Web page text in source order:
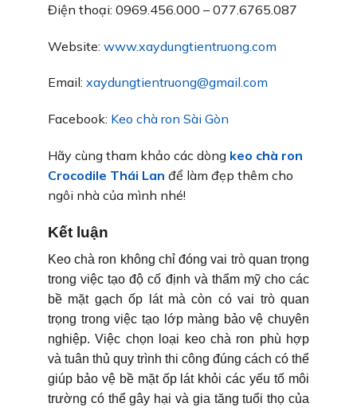
Điện thoại: 0969.456.000 – 077.6765.087
Website: www.xaydungtientruong.com
Email: xaydungtientruong@gmail.com
Facebook: Keo chà ron Sài Gòn
Hãy cùng tham khảo các dòng keo chà ron
Crocodile Thái Lan để làm đẹp thêm cho
ngôi nhà của mình nhé!
Kết luận
Keo chà ron không chỉ đóng vai trò quan trọng
trong việc tạo độ cố định và thẩm mỹ cho các
bề mặt gạch ốp lát mà còn có vai trò quan
trọng trong việc tạo lớp màng bảo vệ chuyên
nghiệp. Việc chọn loại keo chà ron phù hợp
và tuân thủ quy trình thi công đúng cách có thể
giúp bảo vệ bề mặt ốp lát khỏi các yếu tố môi
trường có thể gây hại và gia tăng tuổi thọ của